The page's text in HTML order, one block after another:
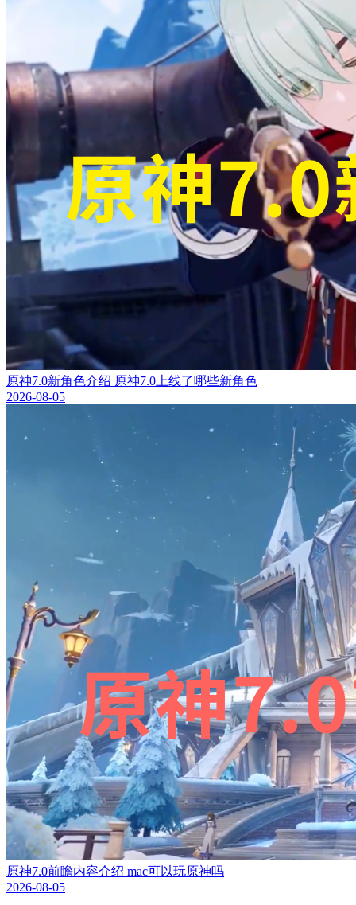
原神7.0新角色介绍 原神7.0上线了哪些新角色
2026-08-05
原神7.0前瞻内容介绍 mac可以玩原神吗
2026-08-05